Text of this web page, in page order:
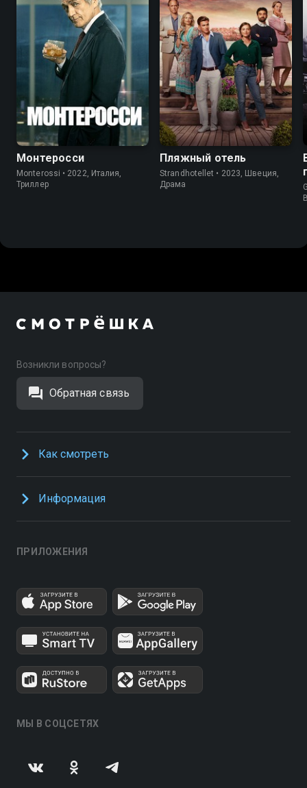
Монтеросси
Monterossi • 2022, Италия,
Триллер
Пляжный отель
Strandhotellet • 2023, Швеция,
Драма
Возникли вопросы?
Обратная связь
Как смотреть
Информация
ПРИЛОЖЕНИЯ
МЫ В СОЦСЕТЯХ